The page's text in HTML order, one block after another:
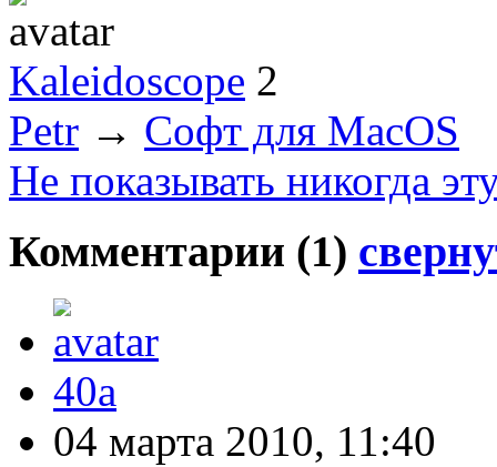
Kaleidoscope 2
Petr → Софт для MacOS
Не показывать никогда
Комментарии (1)
40a
04 марта 2010, 11:40